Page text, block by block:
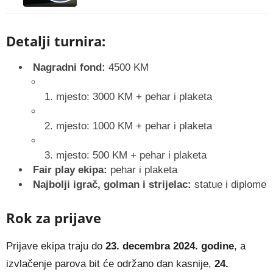
Detalji turnira:
Nagradni fond: 4500 KM
mjesto: 3000 KM + pehar i plaketa
mjesto: 1000 KM + pehar i plaketa
mjesto: 500 KM + pehar i plaketa
Fair play ekipa: pehar i plaketa
Najbolji igrač, golman i strijelac: statue i diplome
Rok za prijave
Prijave ekipa traju do 23. decembra 2024. godine, a
izvlačenje parova bit će održano dan kasnije, 24.